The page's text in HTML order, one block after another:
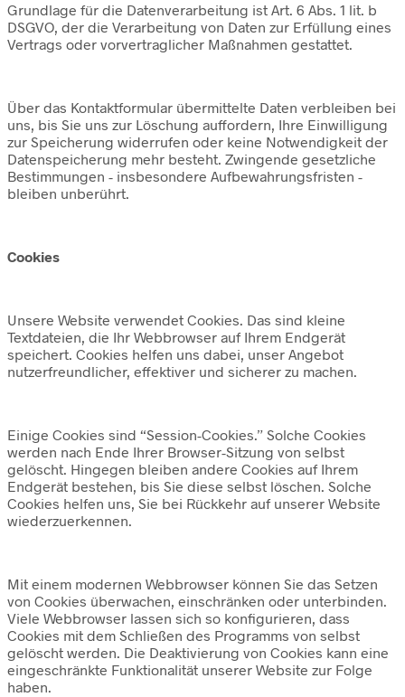
Grundlage für die Datenverarbeitung ist Art. 6 Abs. 1 lit. b
DSGVO, der die Verarbeitung von Daten zur Erfüllung eines
Vertrags oder vorvertraglicher Maßnahmen gestattet.
Über das Kontaktformular übermittelte Daten verbleiben bei
uns, bis Sie uns zur Löschung auffordern, Ihre Einwilligung
zur Speicherung widerrufen oder keine Notwendigkeit der
Datenspeicherung mehr besteht. Zwingende gesetzliche
Bestimmungen - insbesondere Aufbewahrungsfristen -
bleiben unberührt.
Cookies
Unsere Website verwendet Cookies. Das sind kleine
Textdateien, die Ihr Webbrowser auf Ihrem Endgerät
speichert. Cookies helfen uns dabei, unser Angebot
nutzerfreundlicher, effektiver und sicherer zu machen.
Einige Cookies sind “Session-Cookies.” Solche Cookies
werden nach Ende Ihrer Browser-Sitzung von selbst
gelöscht. Hingegen bleiben andere Cookies auf Ihrem
Endgerät bestehen, bis Sie diese selbst löschen. Solche
Cookies helfen uns, Sie bei Rückkehr auf unserer Website
wiederzuerkennen.
Mit einem modernen Webbrowser können Sie das Setzen
von Cookies überwachen, einschränken oder unterbinden.
Viele Webbrowser lassen sich so konfigurieren, dass
Cookies mit dem Schließen des Programms von selbst
gelöscht werden. Die Deaktivierung von Cookies kann eine
eingeschränkte Funktionalität unserer Website zur Folge
haben.